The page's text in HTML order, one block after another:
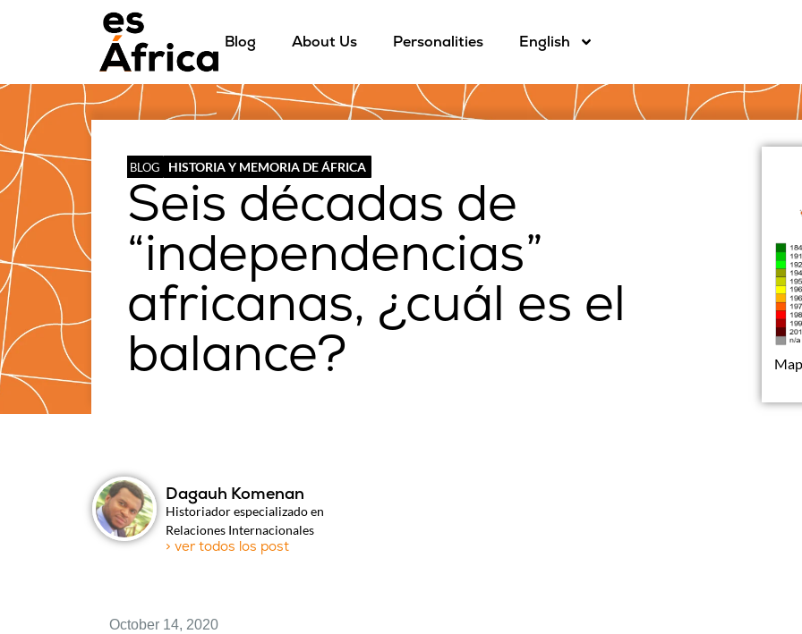
Blog About Us Personalities English
BLOG HISTORIA Y MEMORIA DE ÁFRICA
Seis décadas de
“independencias”
africanas, ¿cuál es el
balance?
Dagauh Komenan
Historiador especializado en
Relaciones Internacionales
> ver todos los post
October 14, 2020